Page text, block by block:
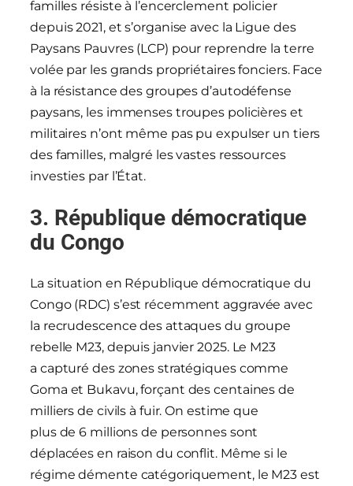
familles résiste à l’encerclement policier
depuis 2021, et s’organise avec la Ligue des
Paysans Pauvres (LCP) pour reprendre la terre
volée par les grands propriétaires fonciers. Face
à la résistance des groupes d’autodéfense
paysans, les immenses troupes policières et
militaires n’ont même pas pu expulser un tiers
des familles, malgré les vastes ressources
investies par l’État.
3. République démocratique
du Congo
La situation en République démocratique du
Congo (RDC) s’est récemment aggravée avec
la recrudescence des attaques du groupe
rebelle M23, depuis janvier 2025. Le M23
a capturé des zones stratégiques comme
Goma et Bukavu, forçant des centaines de
milliers de civils à fuir. On estime que
plus de 6 millions de personnes sont
déplacées en raison du conflit. Même si le
régime démente catégoriquement, le M23 est